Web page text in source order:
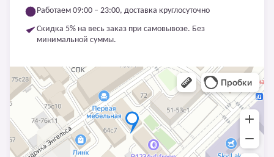
Работаем 09:00 – 23:00, доставка круглосуточно
Скидка 5% на весь заказ при самовывозе. Без
минимальной суммы.